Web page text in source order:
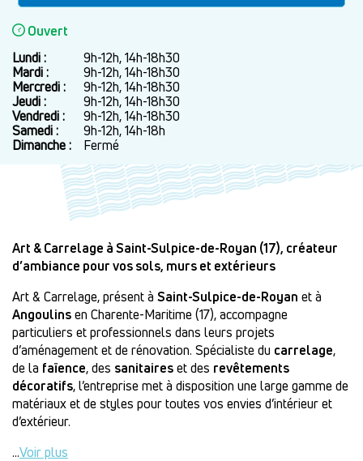
Ouvert
Jour
Plage
horaire
Lundi :
9h-12h, 14h-18h30
Mardi :
9h-12h, 14h-18h30
Mercredi :
9h-12h, 14h-18h30
Jeudi :
9h-12h, 14h-18h30
Vendredi :
9h-12h, 14h-18h30
Samedi :
9h-12h, 14h-18h
Dimanche :
Fermé
Art & Carrelage à Saint-Sulpice-de-Royan (17), créateur
d’ambiance pour vos sols, murs et extérieurs
Art & Carrelage, présent à Saint-Sulpice-de-Royan et à
Angoulinsen Charente-Maritime (17), accompagne
particuliers et professionnels dans leurs projets
d’aménagement et de rénovation. Spécialiste du carrelage,
de la faïence, des sanitaireset des revêtements
décoratifs, l’entreprise met à disposition une large gamme de
matériaux et de styles pour toutes vos envies d’intérieur et
d’extérieur.
...Voir plus